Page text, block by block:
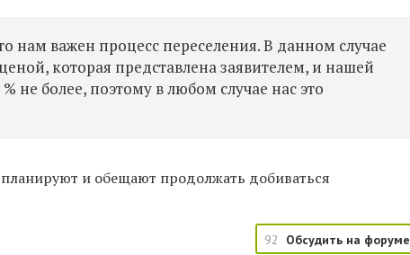
нам важен процесс переселения. В данном случае
которая представлена заявителем, и нашей
не более, поэтому в любом случае нас это
и обещают продолжать добиваться
92 Обсудить на форуме